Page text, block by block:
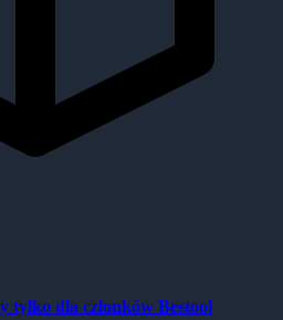
tylko dla członków Bestool